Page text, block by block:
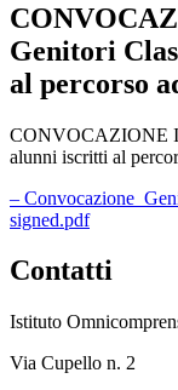
Genitori
al percorso
CONVOCAZIONE
alunni iscritti al
–
signed.pdf
Contatti
Istituto
Via Cupello n. 2